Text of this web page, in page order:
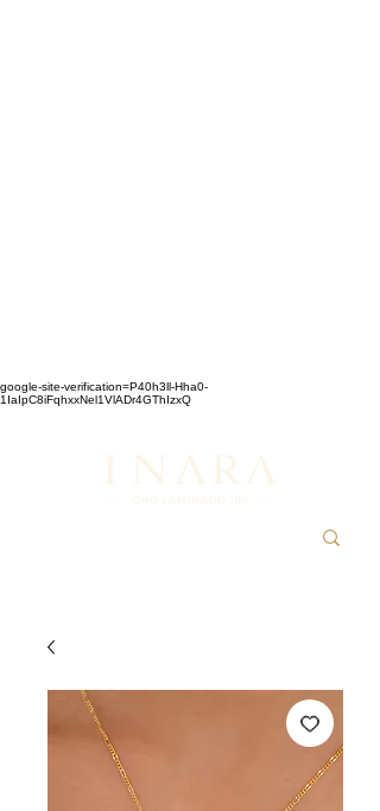
google-site-verification=P40h3ll-Hha0-
1IaIpC8iFqhxxNel1VlADr4GThIzxQ